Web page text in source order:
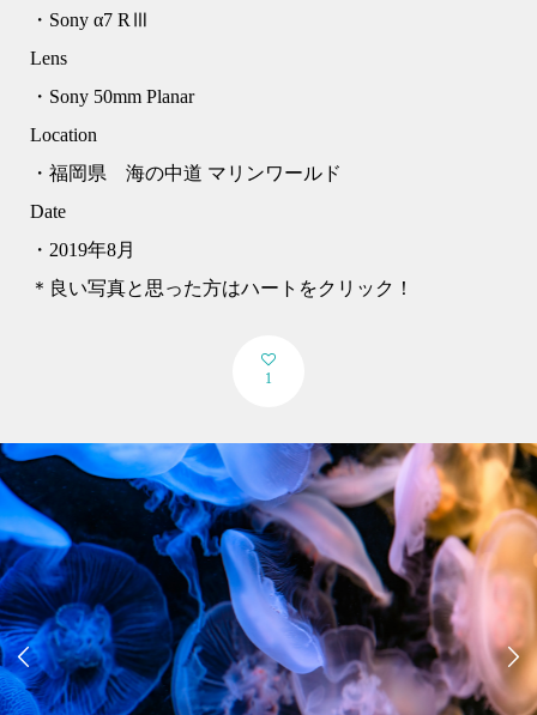
・Sony α7 RⅢ
Lens
・Sony 50mm Planar
Location
・福岡県 海の中道 マリンワールド
Date
・2019年8月
＊良い写真と思った方はハートをクリック！
1
 